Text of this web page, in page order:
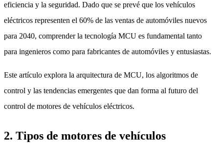
eficiencia y la seguridad. Dado que se prevé que los vehículos
eléctricos representen el 60% de las ventas de automóviles nuevos
para 2040, comprender la tecnología MCU es fundamental tanto
para ingenieros como para fabricantes de automóviles y entusiastas.
Este artículo explora la arquitectura de MCU, los algoritmos de
control y las tendencias emergentes que dan forma al futuro del
control de motores de vehículos eléctricos.
2. Tipos de motores de vehículos